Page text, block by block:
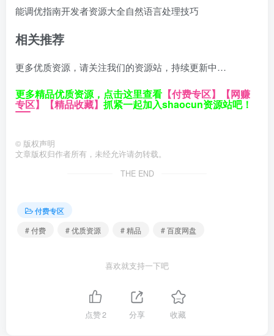
能调优指南开发者资源大全自然语言处理技巧
相关推荐
更多优质资源，请关注我们的资源站，持续更新中…
更多精品优质资源，点击这里查看 【付费专区】 【网赚
专区】 【精品收藏】 抓紧一起加入shaocun资源站吧！
© 版权声明
文章版权归作者所有，未经允许请勿转载。
THE END
付费专区
# 付费
# 优质资源 # 精品 # 百度网盘
喜欢就支持一下吧
点赞2 分享 收藏